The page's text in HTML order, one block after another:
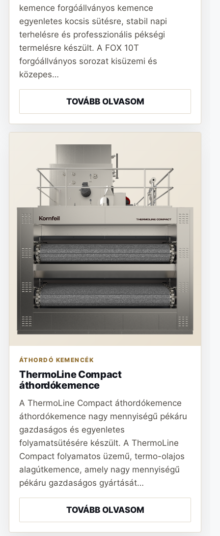
kemence forgóállványos kemence
egyenletes kocsis sütésre, stabil napi
terhelésre és professzionális pékségi
termelésre készült. A FOX 10T
forgóállványos sorozat kisüzemi és
közepes…
TOVÁBB OLVASOM
ÁTHORDÓ KEMENCÉK
ThermoLine Compact
áthordókemence
A ThermoLine Compact áthordókemence
áthordókemence nagy mennyiségű pékáru
gazdaságos és egyenletes
folyamatsütésére készült. A ThermoLine
Compact folyamatos üzemű, termo-olajos
alagútkemence, amely nagy mennyiségű
pékáru gazdaságos gyártását…
TOVÁBB OLVASOM